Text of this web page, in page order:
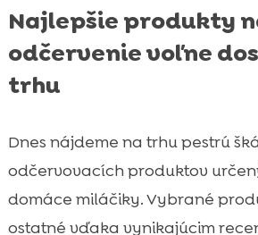
Najlepšie produkty
odčervenie voľne
trhu
Dnes nájdeme na trhu pestrú
odčervovacích produktov
domáce miláčiky. Vybrané
ostatné vďaka vynikajúcim